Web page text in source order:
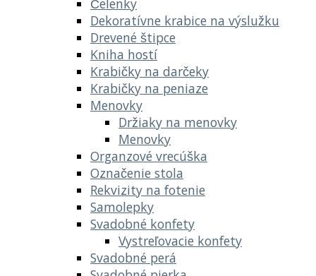
Dekoratívne krabice na výslužku
Drevené štipce
Kniha hostí
Krabičky na darčeky
Krabičky na peniaze
Menovky
Držiaky na menovky
Menovky
Organzové vrecúška
Označenie stola
Rekvizity na fotenie
Samolepky
Svadobné konfety
Vystreľovacie konfety
Svadobné perá